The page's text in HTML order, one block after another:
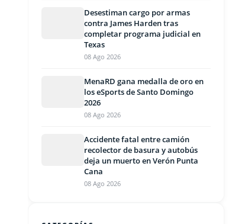
Desestiman cargo por armas
contra James Harden tras
completar programa judicial en
Texas
08 Ago 2026
MenaRD gana medalla de oro en
los eSports de Santo Domingo
2026
08 Ago 2026
Accidente fatal entre camión
recolector de basura y autobús
deja un muerto en Verón Punta
Cana
08 Ago 2026